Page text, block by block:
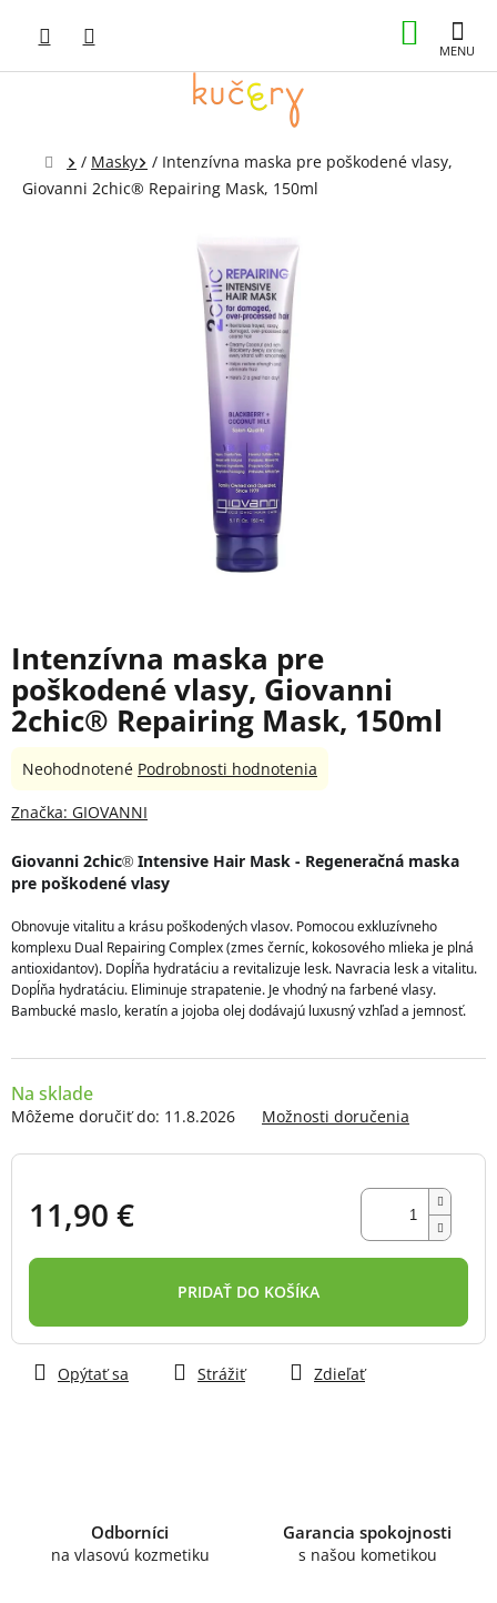
obsah
KOŠÍK
Domov
/ Masky / Intenzívna maska pre poškodené vlasy,
Giovanni 2chic® Repairing Mask, 150ml
Intenzívna maska pre
poškodené vlasy, Giovanni
2chic® Repairing Mask, 150ml
Na sklade
Môžeme doručiť do: 11.8.2026 Možnosti doručenia
11,90 €
cena:
PRIDAŤ DO KOŠÍKA
Giovanni 2chic® Intensive Hair Mask - Regeneračná maska
pre poškodené vlasy
Obnovuje vitalitu a krásu poškodených vlasov. Pomocou exkluzívneho
komplexu Dual Repairing Complex (zmes černíc, kokosového mlieka je plná
antioxidantov). Dopĺňa hydratáciu a revitalizuje lesk. Navracia lesk a vitalitu.
Dopĺňa hydratáciu. Eliminuje strapatenie. Je vhodný na farbené vlasy.
Bambucké maslo, keratín a jojoba olej dodávajú luxusný vzhľad a jemnosť.
Opýtať sa Strážiť Zdieľať
Priemerné
produktu
0,0
z
5
hviezdičiek.
Neohodnotené Podrobnosti hodnotenia
Značka: GIOVANNI
Odborníci
na vlasovú kozmetiku
Garancia spokojnosti
s našou kometikou